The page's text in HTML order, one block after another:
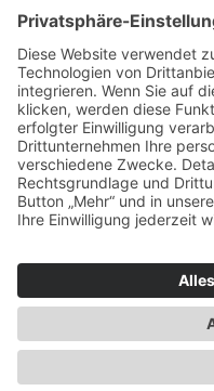
Accessoires
Tops
Kleider
Röcke &
Homewear
Jacken &
Curvy
Herren
Kids
Burda
SALE
Bitte mindestens 5